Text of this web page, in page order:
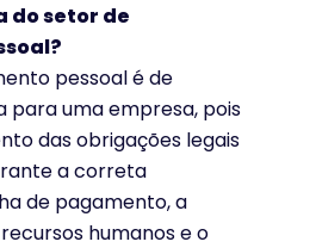
do setor de
pessoal é de
uma empresa, pois
das obrigações legais
a correta
de pagamento, a
humanos e o